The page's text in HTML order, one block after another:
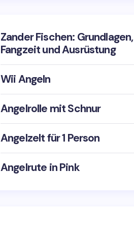
Zander Fischen: Grundlagen,
Fangzeit und Ausrüstung
Wii Angeln
Angelrolle mit Schnur
Angelzelt für 1 Person
Angelrute in Pink